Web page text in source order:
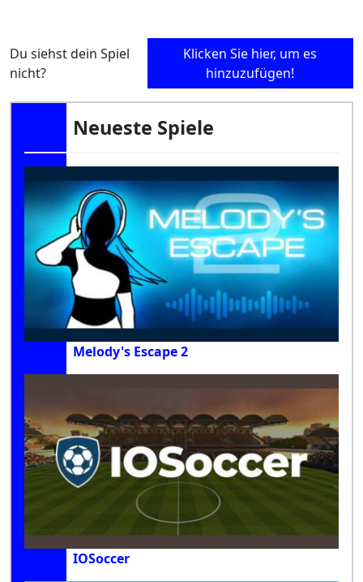
Du siehst dein Spiel
nicht?
Klicken Sie hier, um es
hinzuzufügen!
Neueste Spiele
Melody's Escape 2
IOSoccer